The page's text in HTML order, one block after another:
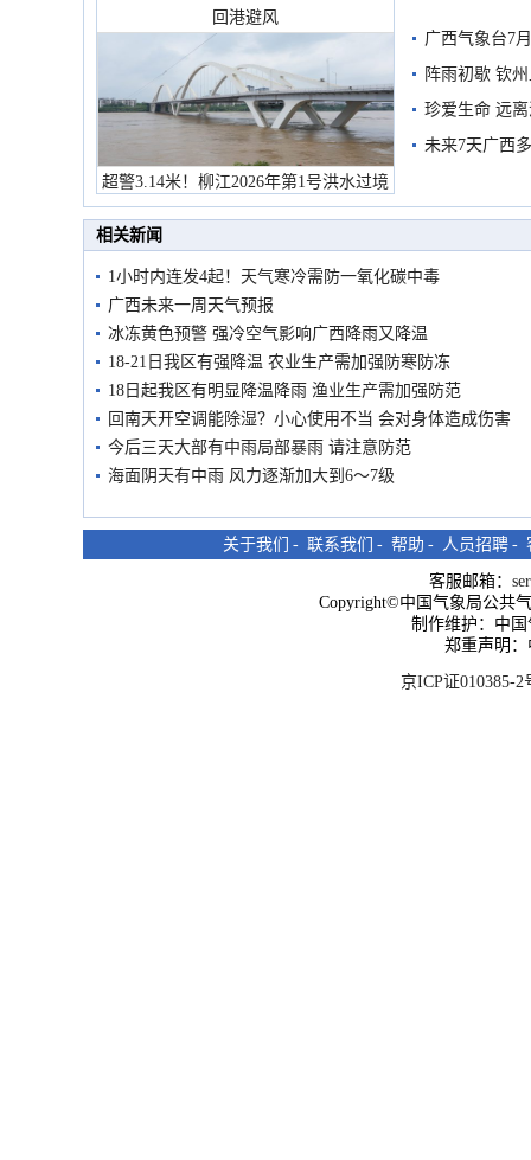
回港避风
超警3.14米！柳江2026年第1号洪水过境
市民在堤岸见证汛况
广西气象台7
阵雨初歇 钦
珍爱生命 远
未来7天广西
相关新闻
1小时内连发4起！天气寒冷需防一氧化碳中毒
广西未来一周天气预报
冰冻黄色预警 强冷空气影响广西降雨又降温
18-21日我区有强降温 农业生产需加强防寒防冻
18日起我区有明显降温降雨 渔业生产需加强防范
回南天开空调能除湿？小心使用不当 会对身体造成伤害
今后三天大部有中雨局部暴雨 请注意防范
海面阴天有中雨 风力逐渐加大到6～7级
关于我们 - 联系我们 - 帮助 - 人员招聘 -
客服邮箱：
Copyright©中国气象局公共
制作维护：中
郑重声明
京ICP证010385-2